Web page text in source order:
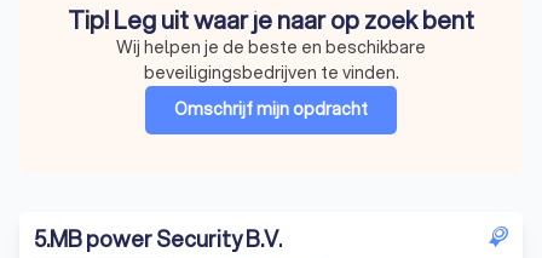
Tip! Leg uit waar je naar op zoek bent
Wij helpen je de beste en beschikbare
beveiligingsbedrijven te vinden.
Omschrijf mijn opdracht
5.MB power Security B.V.